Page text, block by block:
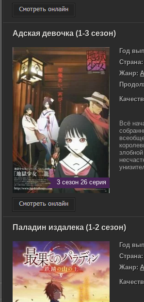
Адская девочка (1-3 сезон)
3 сезон 26 серия
Год
Страна:
Жанр:
Всё
Паладин издалека (1-2 сезон)
Год
Страна:
Жанр: